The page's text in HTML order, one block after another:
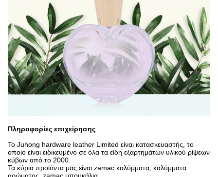
Πληροφορίες επιχείρησης
Το Juhong hardware leather Limited είναι κατασκευαστής, το
οποίο είναι ειδικευμένο σε όλα τα είδη εξαρτημάτων υλικού ρίψεων
κύβων από το 2000.
Τα κύρια προϊόντα μας είναι zamac καλύμματα, καλύμματα
αρώματος, zamac μπουκάλια.